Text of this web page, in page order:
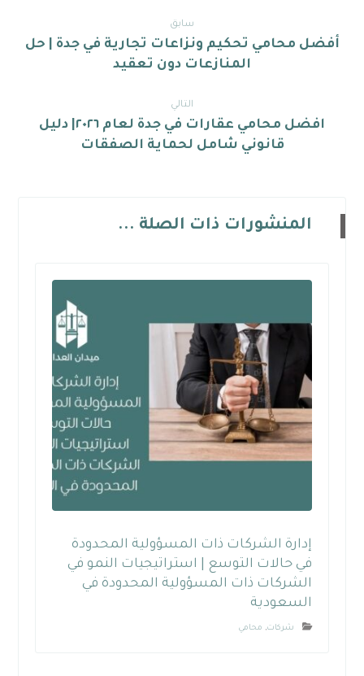
سابق
أفضل محامي تحكيم ونزاعات تجارية في جدة | حل
المنازعات دون تعقيد
التالي
افضل محامي عقارات في جدة لعام ٢٠٢٦| دليل
قانوني شامل لحماية الصفقات
المنشورات ذات الصلة ...
إدارة الشركات ذات المسؤولية المحدودة
في حالات التوسع | استراتيجيات النمو في
الشركات ذات المسؤولية المحدودة في
السعودية
شركات, محامي